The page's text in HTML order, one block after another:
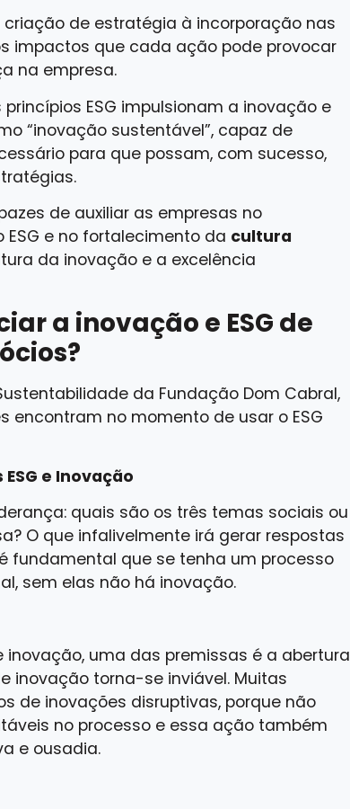
criação de estratégia à incorporação nas
impactos que cada ação pode provocar
na empresa.
ESG impulsionam a inovação e
“inovação sustentável”, capaz de
para que possam, com sucesso,
de auxiliar as empresas no
e no fortalecimento da cultura
da inovação e a excelência
a inovação e ESG de
da Fundação Dom Cabral,
encontram no momento de usar o ESG
e Inovação
quais são os três temas sociais ou
O que infalivelmente irá gerar respostas
fundamental que se tenha um processo
sem elas não há inovação.
uma das premissas é a abertura
inovação torna-se inviável. Muitas
de inovações disruptivas, porque não
no processo e essa ação também
e ousadia.